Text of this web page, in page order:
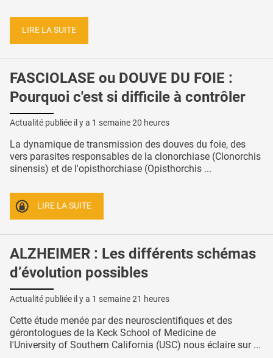
LIRE LA SUITE
FASCIOLASE ou DOUVE DU FOIE :
Pourquoi c'est si difficile à contrôler
Actualité publiée il y a 1 semaine 20 heures
La dynamique de transmission des douves du foie, des
vers parasites responsables de la clonorchiase (Clonorchis
sinensis) et de l'opisthorchiase (Opisthorchis ...
LIRE LA SUITE
ALZHEIMER : Les différents schémas
d’évolution possibles
Actualité publiée il y a 1 semaine 21 heures
Cette étude menée par des neuroscientifiques et des
gérontologues de la Keck School of Medicine de
l'University of Southern California (USC) nous éclaire sur ...